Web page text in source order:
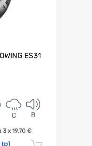
ES31
C B
3 x19.70 €
tp)